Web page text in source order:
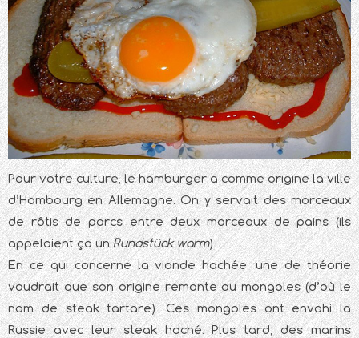
Pour votre culture, le hamburger a comme origine la ville
d’Hambourg en Allemagne. On y servait des morceaux
de rôtis de porcs entre deux morceaux de pains (ils
appelaient ça unRundstück warm).
En ce qui concerne la viande hachée, une de théorie
voudrait que son origine remonte au mongoles (d’où le
nom de steak tartare). Ces mongoles ont envahi la
Russie avec leur steak haché. Plus tard, des marins